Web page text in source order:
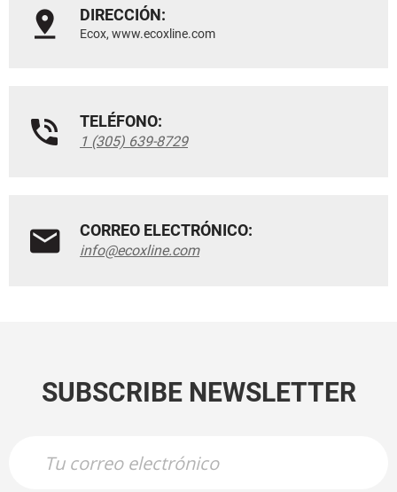
DIRECCIÓN:
Ecox, www.ecoxline.com
TELÉFONO:
1 (305) 639-8729
CORREO ELECTRÓNICO:
info@ecoxline.com
SUBSCRIBE NEWSLETTER